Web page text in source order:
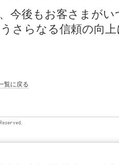
今後もお客さまがい
さらなる信頼の向
覧に戻る